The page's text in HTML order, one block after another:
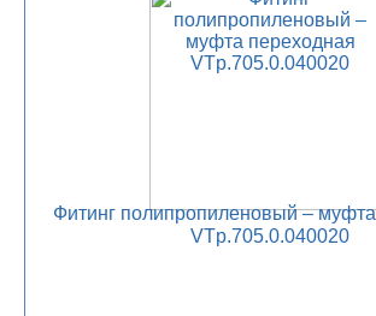
Фитинг полипропиленовый –
VTp.705.0.040020